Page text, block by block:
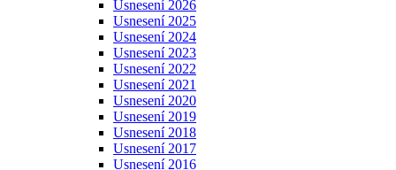
Usnesení 2026
Usnesení 2025
Usnesení 2024
Usnesení 2023
Usnesení 2022
Usnesení 2021
Usnesení 2020
Usnesení 2019
Usnesení 2018
Usnesení 2017
Usnesení 2016